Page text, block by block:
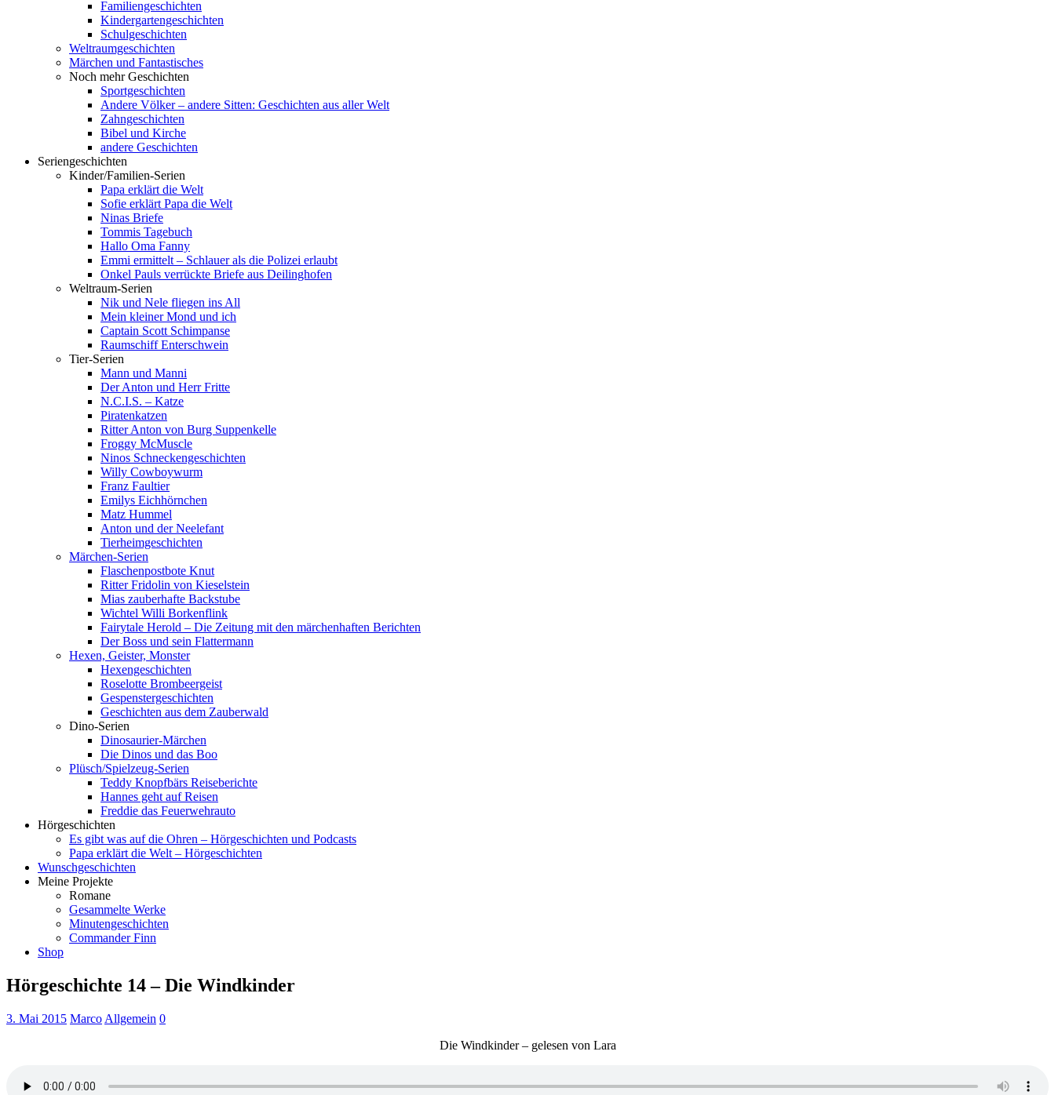
Familiengeschichten
Kindergartengeschichten
Schulgeschichten
Weltraumgeschichten
Märchen und Fantastisches
Noch mehr Geschichten
Sportgeschichten
Andere Völker – andere Sitten: Geschichten aus aller Welt
Zahngeschichten
Bibel und Kirche
andere Geschichten
Seriengeschichten
Kinder/Familien-Serien
Papa erklärt die Welt
Sofie erklärt Papa die Welt
Ninas Briefe
Tommis Tagebuch
Hallo Oma Fanny
Emmi ermittelt – Schlauer als die Polizei erlaubt
Onkel Pauls verrückte Briefe aus Deilinghofen
Weltraum-Serien
Nik und Nele fliegen ins All
Mein kleiner Mond und ich
Captain Scott Schimpanse
Raumschiff Enterschwein
Tier-Serien
Mann und Manni
Der Anton und Herr Fritte
N.C.I.S. – Katze
Piratenkatzen
Ritter Anton von Burg Suppenkelle
Froggy McMuscle
Ninos Schneckengeschichten
Willy Cowboywurm
Franz Faultier
Emilys Eichhörnchen
Matz Hummel
Anton und der Neelefant
Tierheimgeschichten
Märchen-Serien
Flaschenpostbote Knut
Ritter Fridolin von Kieselstein
Mias zauberhafte Backstube
Wichtel Willi Borkenflink
Fairytale Herold – Die Zeitung mit den märchenhaften Berichten
Der Boss und sein Flattermann
Hexen, Geister, Monster
Hexengeschichten
Roselotte Brombeergeist
Gespenstergeschichten
Geschichten aus dem Zauberwald
Dino-Serien
Dinosaurier-Märchen
Die Dinos und das Boo
Plüsch/Spielzeug-Serien
Teddy Knopfbärs Reiseberichte
Hannes geht auf Reisen
Freddie das Feuerwehrauto
Hörgeschichten
Es gibt was auf die Ohren – Hörgeschichten und Podcasts
Papa erklärt die Welt – Hörgeschichten
Wunschgeschichten
Meine Projekte
Romane
Gesammelte Werke
Minutengeschichten
Commander Finn
Shop
Hörgeschichte 14 – Die Windkinder
3. Mai 2015 Marco Allgemein 0
Die Windkinder – gelesen von Lara